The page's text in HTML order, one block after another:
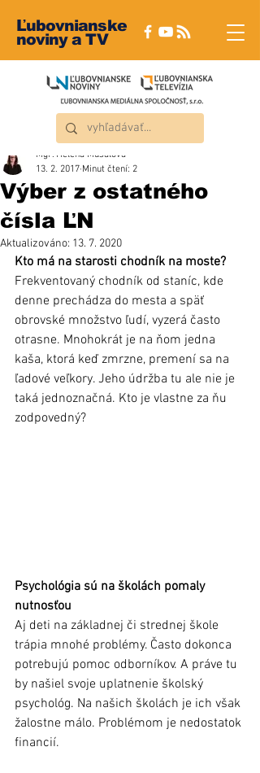
Ľubovnianske
noviny a TV
Výber z ostatného
čísla ĽN
Mgr. Helena Musalová
13. 2. 2017 Minut čtení: 2
Aktualizováno: 13. 7. 2020
Kto má na starosti chodník na moste?
Frekventovaný chodník od staníc, kde
denne prechádza do mesta a späť
obrovské množstvo ľudí, vyzerá často
otrasne. Mnohokrát je na ňom jedna
kaša, ktorá keď zmrzne, premení sa na
ľadové veľkory. Jeho údržba tu ale nie je
taká jednoznačná. Kto je vlastne za ňu
zodpovedný?
Psychológia sú na školách pomaly
nutnosťou
Aj deti na základnej či strednej škole
trápia mnohé problémy. Často dokonca
potrebujú pomoc odborníkov. A práve tu
by našiel svoje uplatnenie školský
psychológ. Na našich školách je ich však
žalostne málo. Problémom je nedostatok
financií.